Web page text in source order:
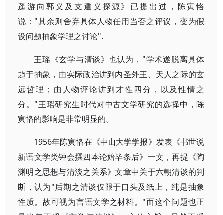
遥游向郭义及支遁义探源》已提出过，陈寅恪
说："其余则舍弃具体人物任用当否之评议，变为假
设问题抽象学理之讨论".
王瑶《玄学与清谈》也认为，"学术遂脱离具体
趋于抽象，由实际政治讲到内圣外王、天人之际的玄
远哲理；由人物评论讲到才性四分，以及性情之
分。"王瑶研究生时代对中古文学研究的选择中，陈
寅恪的影响是非常明显的。
1956年陈寅恪在《中山大学学报》发表《书世说
新语文学类钟会撰四本论始毕条后》一文，再提《陶
渊明之思想与清淡之关系》文章中关于六朝清谈的判
断，认为"后期之清谈仅限于口头及纸上，纯是抽象
性质。故可视为言语文学之材料。"而这个问题也正